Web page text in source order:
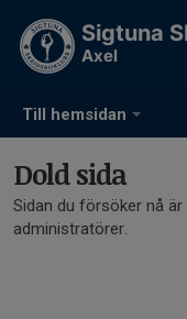
Till hemsidan
Sigtuna
Axel
Dold sida
Sidan du försöker nå
administratörer.